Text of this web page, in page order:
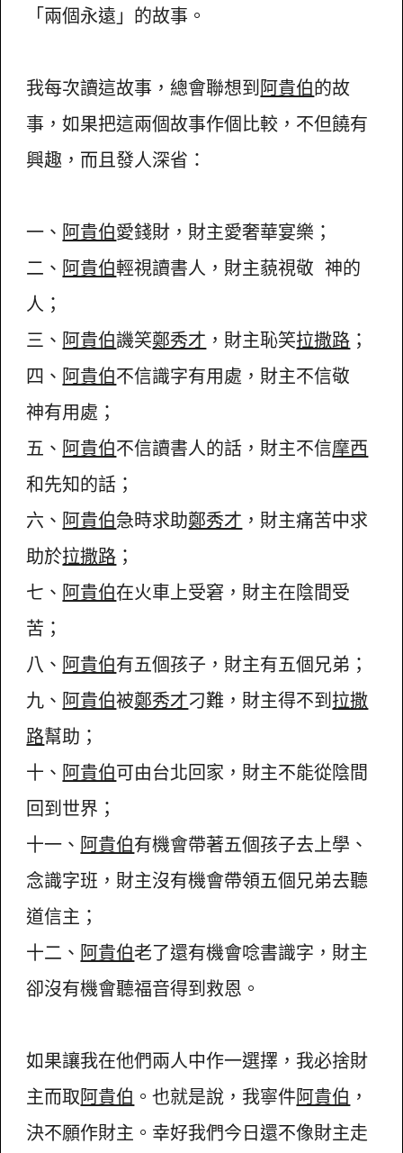
「兩個永遠」的故事。
我每次讀這故事，總會聯想到阿貴伯的故
事，如果把這兩個故事作個比較，不但饒有
興趣，而且發人深省：
一、 阿貴伯愛錢財，財主愛奢華宴樂；
二、 阿貴伯輕視讀書人，財主藐視敬 神的
人；
三、 阿貴伯譏笑鄭秀才 ，財主恥笑拉撒路 ；
四、 阿貴伯不信識字有用處，財主不信敬
神有用處；
五、 阿貴伯不信讀書人的話，財主不信摩西
和先知的話；
六、 阿貴伯急時求助鄭秀才 ，財主痛苦中求
助於拉撒路 ；
七、 阿貴伯在火車上受窘，財主在陰間受
苦；
八、 阿貴伯有五個孩子，財主有五個兄弟；
九、 阿貴伯被鄭秀才刁難，財主得不到拉撒
路幫助；
十、 阿貴伯可由台北回家，財主不能從陰間
回到世界；
十一、 阿貴伯有機會帶著五個孩子去上學、
念識字班，財主沒有機會帶領五個兄弟去聽
道信主；
十二、 阿貴伯老了還有機會唸書識字，財主
卻沒有機會聽福音得到救恩。
如果讓我在他們兩人中作一選擇，我必捨財
主而取阿貴伯 。也就是說，我寧件阿貴伯 ，
決不願作財主。幸好我們今日還不像財主走